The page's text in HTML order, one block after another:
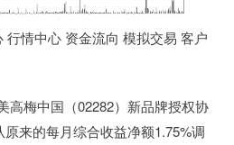
情中心 资金流向 模拟交易 客户
梅中国（02282）新品牌授权协
来的每月综合收益净额1.75%调